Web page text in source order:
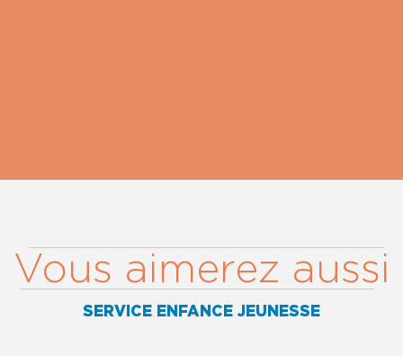
Vous aimerez aussi
SERVICE ENFANCE JEUNESSE